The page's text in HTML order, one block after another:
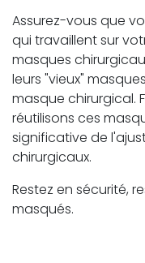
Assurez-vous que
qui travaillent sur
masques
leurs "vieux"
masque chirurgical.
réutilisons ces
significative de
chirurgicaux.
Restez en sécurité,
masqués.